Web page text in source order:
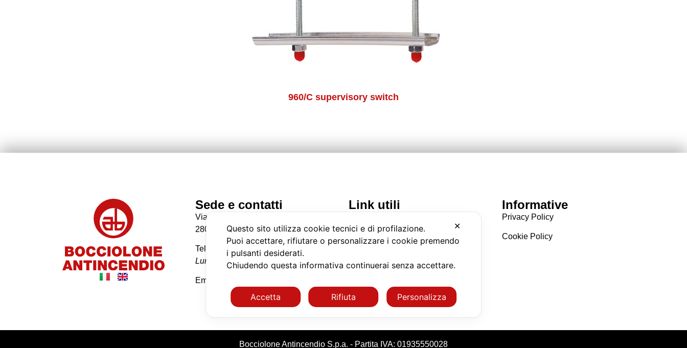
960/C supervisory switch
Sede e contatti
Via Giacomo Grai, 1
28078 Romagnano Sesia (NO)
Tel: +39 0163 568811
Lunedì-Venerdì: dalle ore 9 alle 17
Email: info@bocciolone.com
Link utili
Catalogo BIM
Certificazioni
Seguici su Linkedin
Informative
Privacy Policy
Cookie Policy
Bocciolone Antincendio S.p.a. - Partita IVA: 01935550028
✕
Questo sito utilizza cookie tecnici e di profilazione.
Puoi accettare, rifiutare o personalizzare i cookie premendo
i pulsanti desiderati.
Chiudendo questa informativa continuerai senza accettare.
Accetta Rifiuta Personalizza